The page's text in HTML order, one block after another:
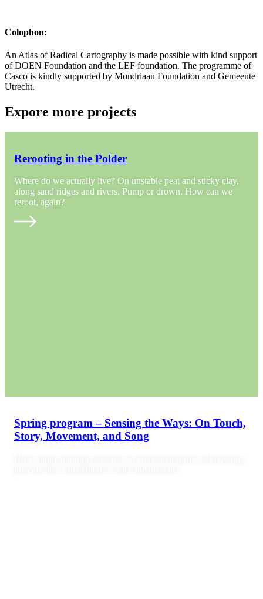
Colophon:
An Atlas of Radical Cartography is made possible with kind support
of DOEN Foundation and the LEF foundation. The programme of
Casco is kindly supported by Mondriaan Foundation and Gemeente
Utrecht.
Expore more projects
Rerooting in the Polder
Where do we actually live? On unstable peat and sticky clay,
along sand ridges and rivers. Pump or drown. How can we
reroot, again?
Spring program – Sensing the Ways: On Touch,
Story, Movement, and Song